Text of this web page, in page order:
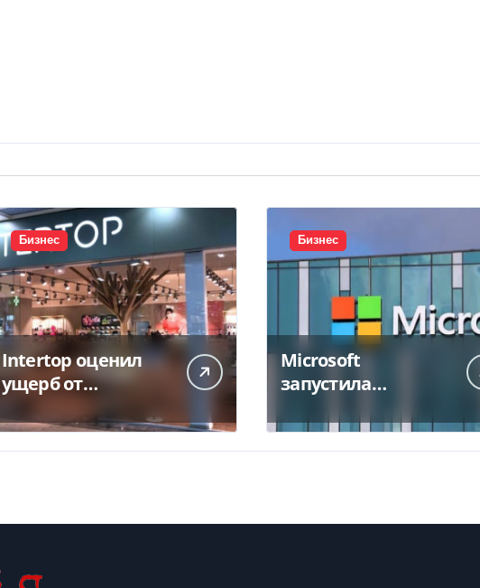
Бизнес
Intertop оценил
ущерб от
склада в 450 млн
грн
Бизнес
Microsoft
запустила
центр в Индии за
$20,5 миллиарда